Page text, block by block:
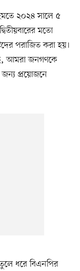
২০২৪ সালে ৫
মতো
পরাজিত করা হয়।
আমরা জনগণকে
প্রয়োজনে
ধরে বিএনপির